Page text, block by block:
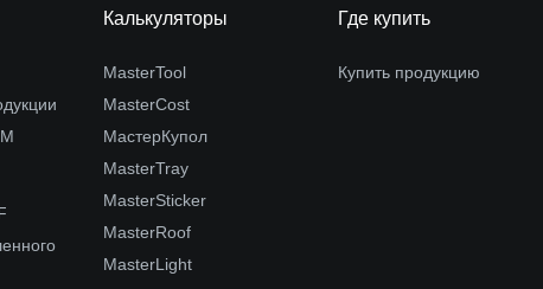
Калькуляторы
MasterTool
MasterCost
МастерКупол
MasterTray
MasterSticker
MasterRoof
MasterLight
Где купить
Купить продукцию